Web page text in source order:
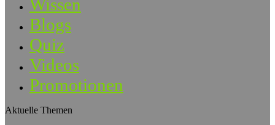
Wissen
Blogs
Quiz
Videos
Promotionen
Aktuelle Themen